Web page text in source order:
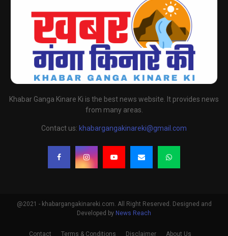
Khabar Ganga Kinare Ki is the best news website. It provides news
from many areas.
Contact us: khabargangakinareki@gmail.com
@2021 - khabargangakinareki.com. All Right Reserved. Designed and
Developed by News Reach
Contact Terms & Conditions Disclaimer About Us